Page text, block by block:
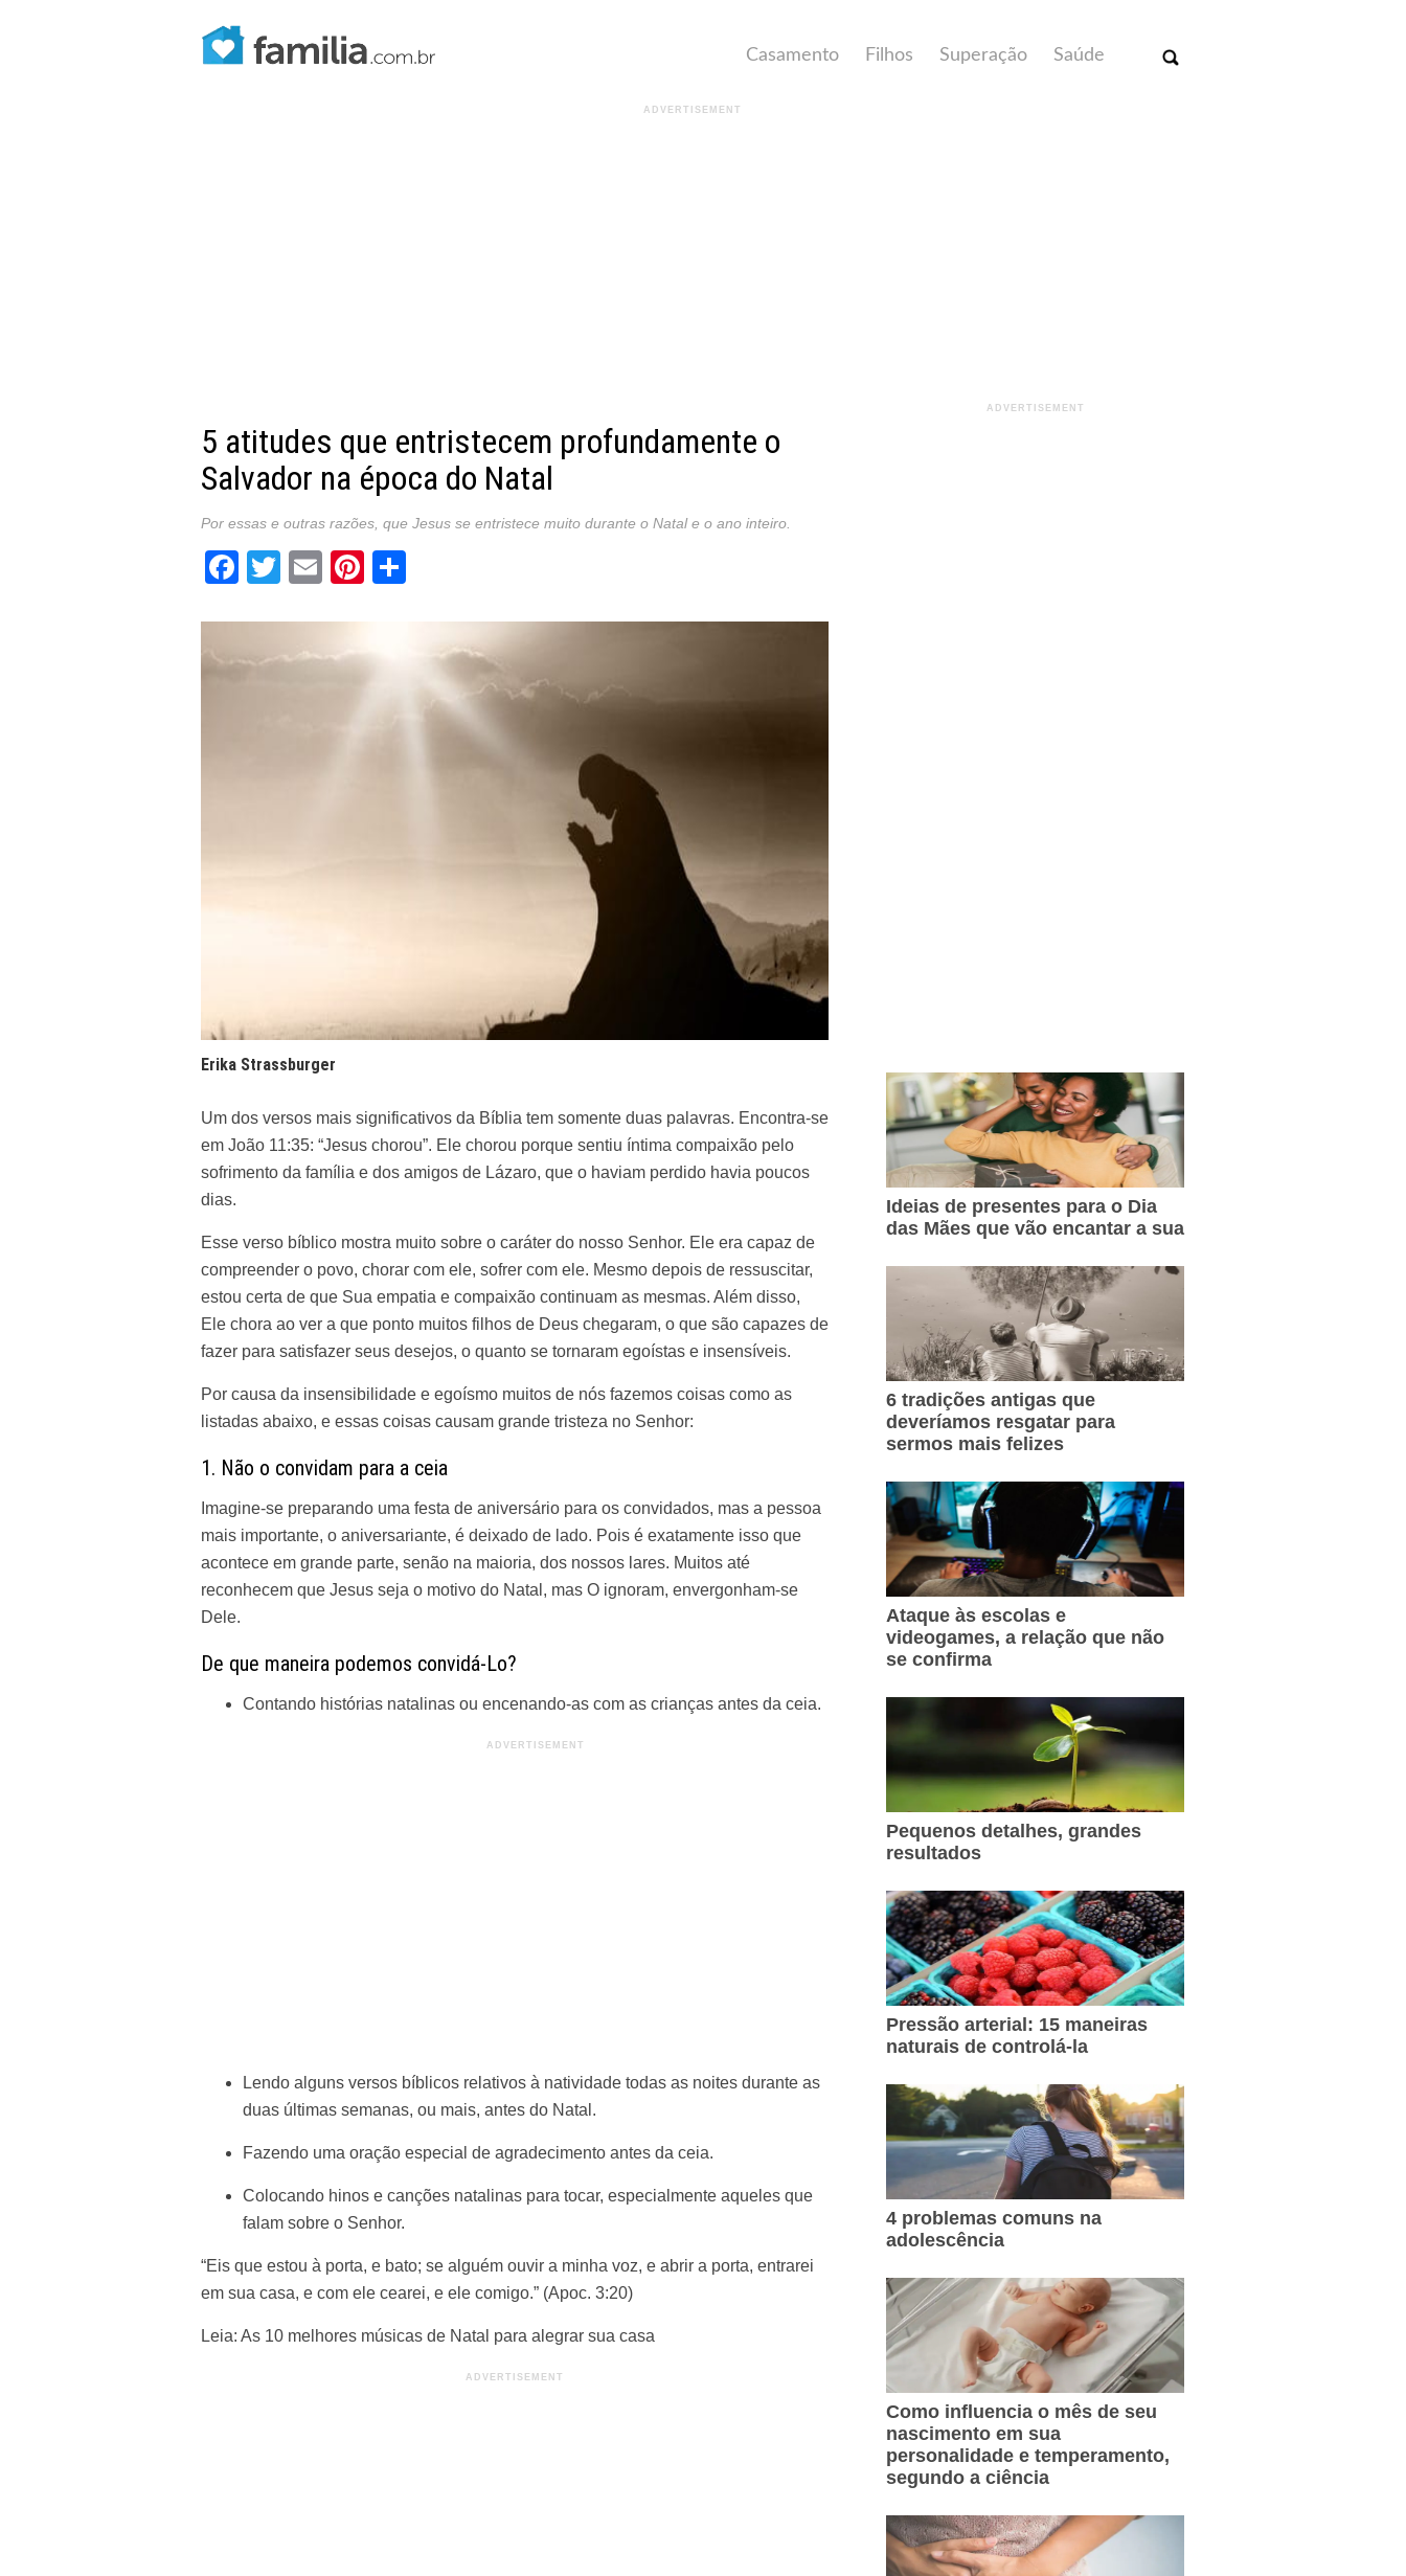
Casamento Filhos Superação Saúde
5 atitudes que entristecem profundamente o
Salvador na época do Natal
Por essas e outras razões, que Jesus se entristece muito durante o Natal e o ano inteiro.
Facebook
TwitterEmailPinterest
Erika Strassburger
Um dos versos mais significativos da Bíblia tem somente duas palavras. Encontra-se
em João 11:35: “Jesus chorou”. Ele chorou porque sentiu íntima compaixão pelo
sofrimento da família e dos amigos de Lázaro, que o haviam perdido havia poucos
dias.
Esse verso bíblico mostra muito sobre o caráter do nosso Senhor. Ele era capaz de
compreender o povo, chorar com ele, sofrer com ele. Mesmo depois de ressuscitar,
estou certa de que Sua empatia e compaixão continuam as mesmas. Além disso,
Ele chora ao ver a que ponto muitos filhos de Deus chegaram, o que são capazes de
fazer para satisfazer seus desejos, o quanto se tornaram egoístas e insensíveis.
Por causa da insensibilidade e egoísmo muitos de nós fazemos coisas como as
listadas abaixo, e essas coisas causam grande tristeza no Senhor:
1. Não o convidam para a ceia
Imagine-se preparando uma festa de aniversário para os convidados, mas a pessoa
mais importante, o aniversariante, é deixado de lado. Pois é exatamente isso que
acontece em grande parte, senão na maioria, dos nossos lares. Muitos até
reconhecem que Jesus seja o motivo do Natal, mas O ignoram, envergonham-se
Dele.
De que maneira podemos convidá-Lo?
Contando histórias natalinas ou encenando-as com as crianças antes da ceia.
Lendo alguns versos bíblicos relativos à natividade todas as noites durante as
duas últimas semanas, ou mais, antes do Natal.
Fazendo uma oração especial de agradecimento antes da ceia.
Colocando hinos e canções natalinas para tocar, especialmente aqueles que
falam sobre o Senhor.
“Eis que estou à porta, e bato; se alguém ouvir a minha voz, e abrir a porta, entrarei
em sua casa, e com ele cearei, e ele comigo.” (Apoc. 3:20)
Leia: As 10 melhores músicas de Natal para alegrar sua casa
Ideias de presentes para o Dia
das Mães que vão encantar a sua
6 tradições antigas que
deveríamos resgatar para
sermos mais felizes
Ataque às escolas e
videogames, a relação que não
se confirma
Pequenos detalhes, grandes
resultados
Pressão arterial: 15 maneiras
naturais de controlá-la
4 problemas comuns na
adolescência
Como influencia o mês de seu
nascimento em sua
personalidade e temperamento,
segundo a ciência